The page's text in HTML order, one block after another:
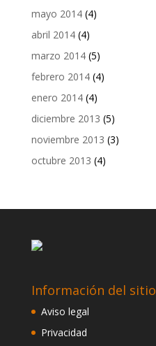
mayo 2014(4)
abril 2014(4)
marzo 2014(5)
febrero 2014(4)
enero 2014(4)
diciembre 2013 (5)
noviembre 2013 (3)
octubre 2013 (4)
Información del sitio
Aviso legal
Privacidad